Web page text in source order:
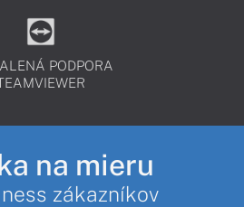
PODPORA
na mieru
zákazníkov